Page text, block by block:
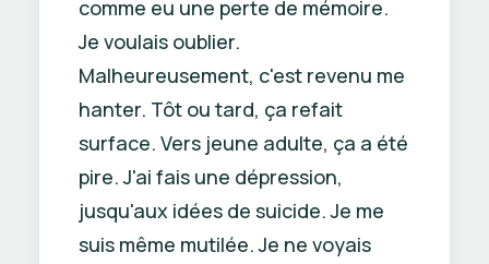
comme eu une perte de mémoire.
Je voulais oublier.
Malheureusement, c'est revenu me
hanter. Tôt ou tard, ça refait
surface. Vers jeune adulte, ça a été
pire. J'ai fais une dépression,
jusqu'aux idées de suicide. Je me
suis même mutilée. Je ne voyais